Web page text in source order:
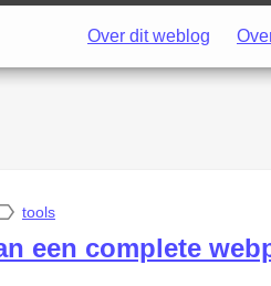
Over dit weblog
tools
een complete